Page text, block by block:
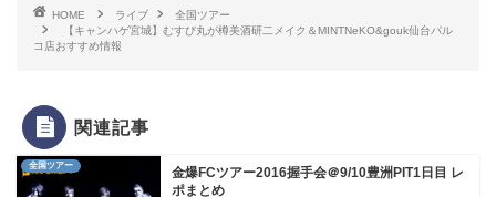
HOME ライブ
全国ツアー
【キャンハゲ宮城】むすび丸が樽美酒研二メイク＆MINTNeKO&gouk仙台パル
コ店おすすめ情報
関連記事
全国ツアー
金爆FCツアー2016握手会＠9/10豊洲PIT1日目 レ
ポまとめ